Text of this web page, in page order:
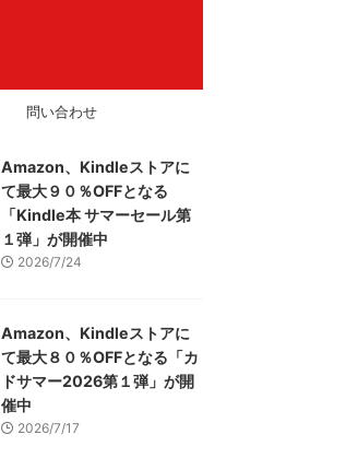
問い合わせ
Amazon、Kindleストアに
て最大９０％OFFとなる
「Kindle本 サマーセール第
１弾」が開催中
2026/7/24
Amazon、Kindleストアに
て最大８０％OFFとなる「カ
ドサマー2026第１弾」が開
催中
2026/7/17